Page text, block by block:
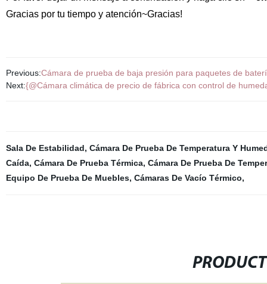
Gracias por tu tiempo y atención~Gracias!
Previous:Cámara de prueba de baja presión para paquetes de
Next:{@Cámara climática de precio de fábrica con control de
Sala De Estabilidad, Cámara De Prueba De Temperatura Y
Caída, Cámara De Prueba Térmica, Cámara De Prueba De
Equipo De Prueba De Muebles, Cámaras De Vacío Térmico,